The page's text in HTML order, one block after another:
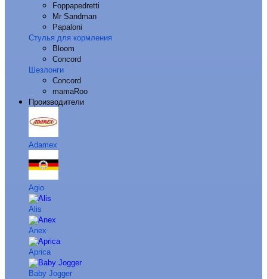
Foppapedretti
Mr Sandman
Papaloni
Стулья для кормления
Bloom
Concord
Шезлонги
Concord
mamaRoo
Производители
Adamex
Agio
Alis
Anex
Aprica
Baby Jogger